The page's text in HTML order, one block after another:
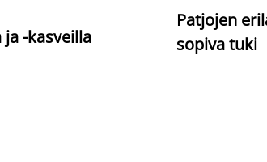
-kasveilla
Patjojen
sopiva tuki